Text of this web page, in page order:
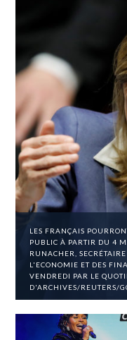
LES FRANÇAIS
PUBLIC À PARTIR DU 4
RUNACHER,
L'ECONOMIE ET DES
VENDREDI PAR LE
D'ARCHIVES/REUTERS/